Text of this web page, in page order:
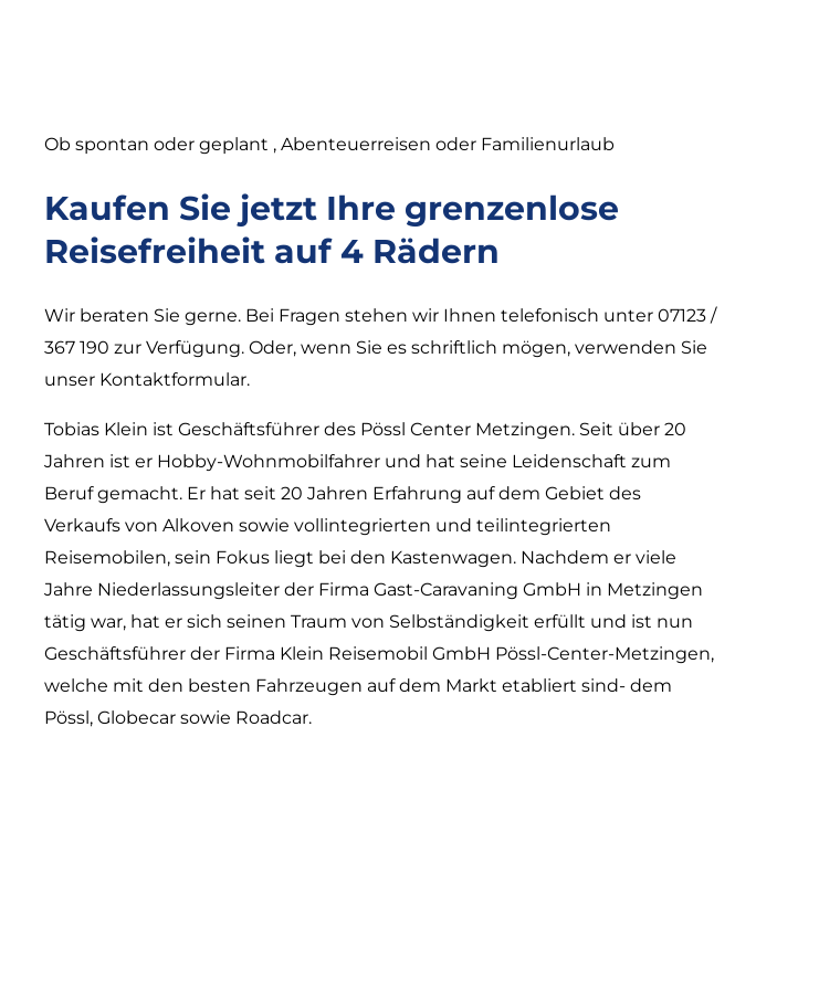
Ob spontan oder geplant , Abenteuerreisen oder Familienurlaub
Kaufen Sie jetzt Ihre grenzenlose
Reisefreiheit auf 4 Rädern
Wir beraten Sie gerne. Bei Fragen stehen wir Ihnen telefonisch unter 07123 /
367 190 zur Verfügung. Oder, wenn Sie es schriftlich mögen, verwenden Sie
unser Kontaktformular.
Tobias Klein ist Geschäftsführer des Pössl Center Metzingen. Seit über 20
Jahren ist er Hobby-Wohnmobilfahrer und hat seine Leidenschaft zum
Beruf gemacht. Er hat seit 20 Jahren Erfahrung auf dem Gebiet des
Verkaufs von Alkoven sowie vollintegrierten und teilintegrierten
Reisemobilen, sein Fokus liegt bei den Kastenwagen. Nachdem er viele
Jahre Niederlassungsleiter der Firma Gast-Caravaning GmbH in Metzingen
tätig war, hat er sich seinen Traum von Selbständigkeit erfüllt und ist nun
Geschäftsführer der Firma Klein Reisemobil GmbH Pössl-Center-Metzingen,
welche mit den besten Fahrzeugen auf dem Markt etabliert sind- dem
Pössl, Globecar sowie Roadcar.